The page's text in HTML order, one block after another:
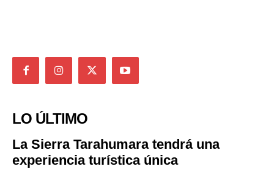
LO ÚLTIMO
La Sierra Tarahumara tendrá una
experiencia turística única